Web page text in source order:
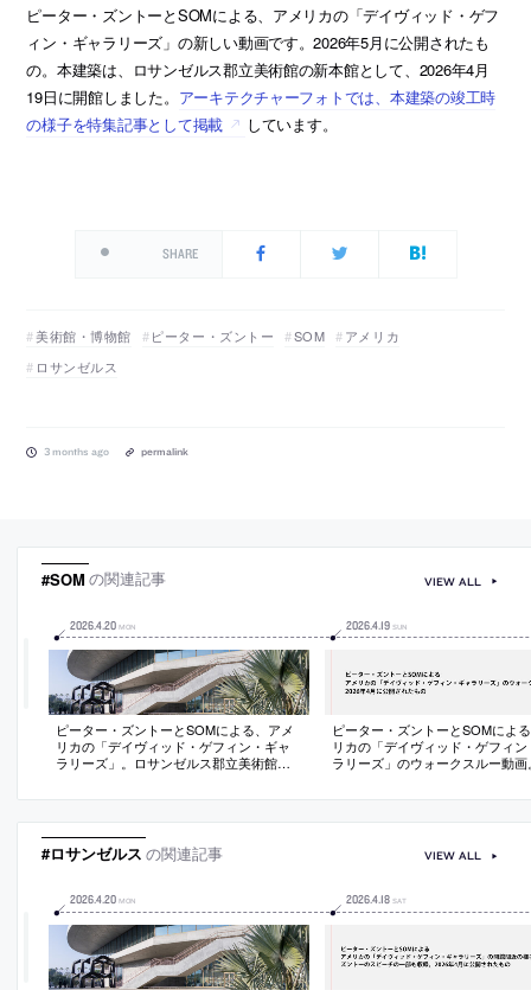
ピーター・ズントーとSOMによる、アメリカの「デイヴィッド・ゲフ
ィン・ギャラリーズ」の新しい動画です。2026年5月に公開されたも
の。本建築は、ロサンゼルス郡立美術館の新本館として、2026年4月
19日に開館しました。 アーキテクチャーフォトでは、本建築の竣工時
の様子を特集記事として掲載
しています。
SHARE
美術館・博物館 ピーター・ズントー SOM
アメリカ
ロサンゼルス
3 months ago permalink
#SOM の関連記事
2026.4.20 MON
ピーター・ズントーとSOMによる、アメ
リカの「デイヴィッド・ゲフィン・ギャ
ラリーズ」。ロサンゼルス郡立美術館の
レベルに劇場や店舗などがある“新たな屋
リーは文化や時代が異なる作品群のフラ
ットな展示を可能にする
2026.4.19 SUN
ピーター・ズントーとSOMによ
リカの「デイヴィッド・ゲフィン
ラリーズ」のウォークスルー動画
VIEW ALL
#ロサンゼルス の関連記事
2026.4.20 MON 2026.4.18 SAT
VIEW ALL